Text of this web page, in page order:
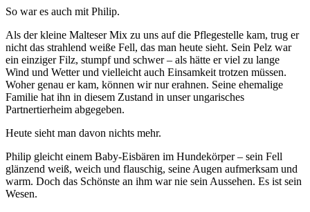
So war es auch mit Philip.
Als der kleine Malteser Mix zu uns auf die Pflegestelle kam, trug er
nicht das strahlend weiße Fell, das man heute sieht. Sein Pelz war
ein einziger Filz, stumpf und schwer – als hätte er viel zu lange
Wind und Wetter und vielleicht auch Einsamkeit trotzen müssen.
Woher genau er kam, können wir nur erahnen. Seine ehemalige
Familie hat ihn in diesem Zustand in unser ungarisches
Partnertierheim abgegeben.
Heute sieht man davon nichts mehr.
Philip gleicht einem Baby-Eisbären im Hundekörper – sein Fell
glänzend weiß, weich und flauschig, seine Augen aufmerksam und
warm. Doch das Schönste an ihm war nie sein Aussehen. Es ist sein
Wesen.